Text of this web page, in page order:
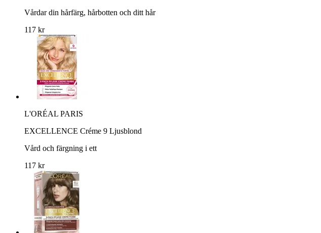
Vårdar din hårfärg, hårbotten och ditt hår
117 kr
L'ORÉAL PARIS
EXCELLENCE Créme 9 Ljusblond
Vård och färgning i ett
117 kr